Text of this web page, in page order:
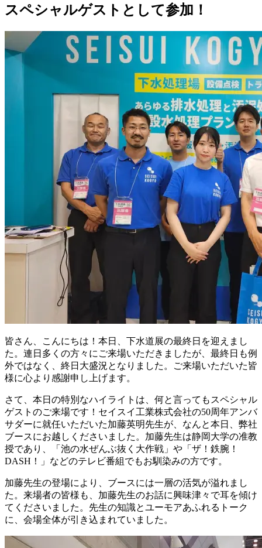
スペシャルゲストとして参加！
皆さん、こんにちは！本日、下水道展の最終日を迎えまし
た。連日多くの方々にご来場いただきましたが、最終日も例
外ではなく、終日大盛況となりました。ご来場いただいた皆
様に心より感謝申し上げます。
さて、本日の特別なハイライトは、何と言ってもスペシャル
ゲストのご来場です！セイスイ工業株式会社の50周年アンバ
サダーに就任いただいた加藤英明先生が、なんと本日、弊社
ブースにお越しくださいました。加藤先生は静岡大学の准教
授であり、「池の水ぜんぶ抜く大作戦」や「ザ！鉄腕！
DASH！」などのテレビ番組でもお馴染みの方です。
加藤先生の登場により、ブースには一層の活気が溢れまし
た。来場者の皆様も、加藤先生のお話に興味津々で耳を傾け
てくださいました。先生の知識とユーモアあふれるトーク
に、会場全体が引き込まれていました。